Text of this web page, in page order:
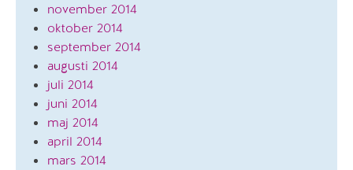
november 2014
oktober 2014
september 2014
augusti 2014
juli 2014
juni 2014
maj 2014
april 2014
mars 2014